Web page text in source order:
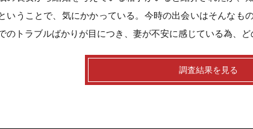
いうことで、気にかかっている。今時の出会いはそんなも
のトラブルばかりが目につき、妻が不安に感じている為、
調査結果を見る